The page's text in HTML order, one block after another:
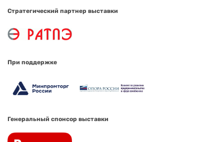
Стратегический партнер выставки
При поддержке
Генеральный спонсор выставки